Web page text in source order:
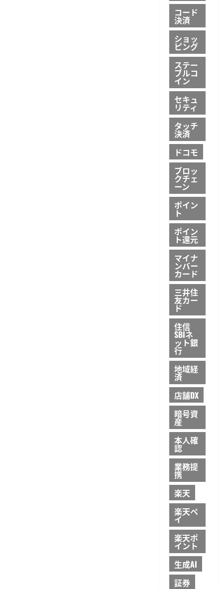
コード
決済
ショッ
ピング
ステー
ブルコ
イン
セキュ
リティ
タッチ
決済
ドコモ
ブロッ
クチェ
ーン
ポイン
ト
ポイン
ト還元
マイナ
ンバー
カード
三井住
友カー
ド
住信
SBIネ
ット銀
行
地域経
済
店舗DX
暗号資
産
本人確
認
業務提
携
楽天
楽天ペ
イ
楽天ポ
イント
生成AI
証券